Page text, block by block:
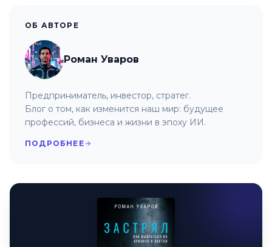
ОБ АВТОРЕ
Роман Уваров
Предприниматель, инвестор, стратег.
Блог о том, как изменится наш мир: будущее
профессий, бизнеса и жизни в эпоху ИИ.
ПОДРОБНЕЕ